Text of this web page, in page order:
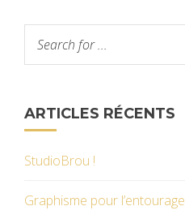
ARTICLES RÉCENTS
StudioBrou !
Graphisme pour l’entourage